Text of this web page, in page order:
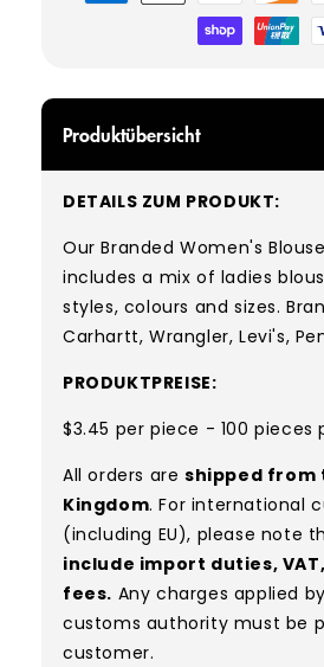
Produktübersicht
DETAILS ZUM PRODUKT:
Our Branded Women's
includes a mix of ladies
styles, colours and sizes.
Carhartt, Wrangler, Levi's,
PRODUKTPREISE:
$3.45 per piece - 100 pieces
All orders are shipped from
Kingdom. For international
(including EU), please note
include import duties,
fees. Any charges applied
customs authority must be
customer.